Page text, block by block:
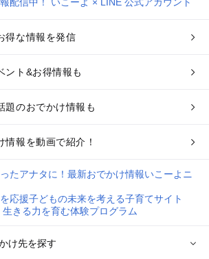
得な情報を発信
ント&お得情報も
題のおでかけ情報も
情報を動画で紹介！
け先を探す